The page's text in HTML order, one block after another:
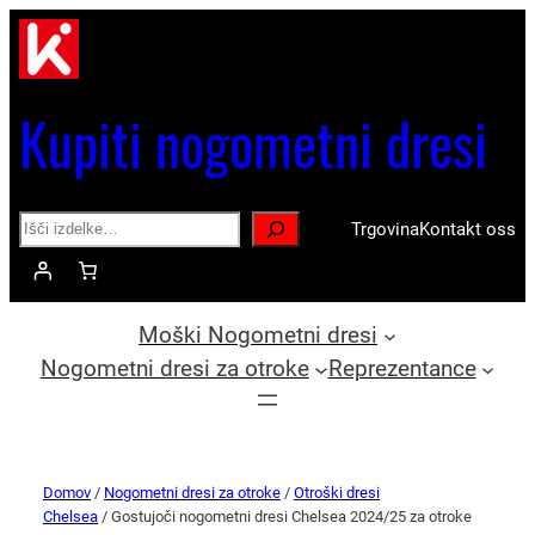
Kupiti nogometni dresi
Search TrgovinaKontakt oss
Moški Nogometni dresi
Nogometni dresi za otroke
Reprezentance
Domov / Nogometni dresi za otroke / Otroški dresi
Chelsea / Gostujoči nogometni dresi Chelsea 2024/25 za otroke